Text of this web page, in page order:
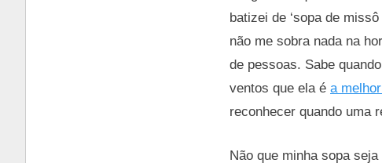
batizei de ‘sopa de
não me sobra nada na
de pessoas. Sabe
ventos que ela é a
reconhecer quando uma
Não que minha sopa